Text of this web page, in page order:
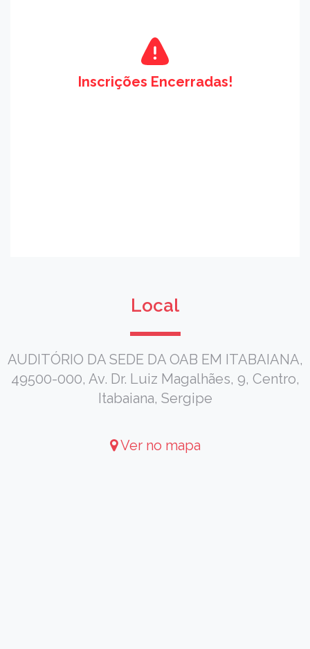
Inscrições Encerradas!
Local
AUDITÓRIO DA SEDE DA OAB EM ITABAIANA,
49500-000, Av. Dr. Luiz Magalhães, 9, Centro,
Itabaiana, Sergipe
Ver no mapa